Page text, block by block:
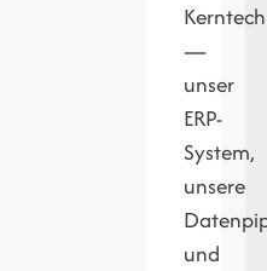
—
unser
ERP-
System,
unsere
und